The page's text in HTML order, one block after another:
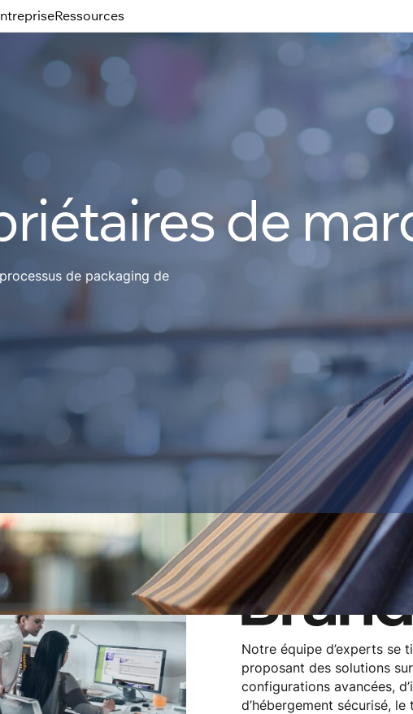
Ressources
de
de packaging de
Notre équipe d’experts se
proposant des solutions
configurations avancées,
d’hébergement sécurisé,